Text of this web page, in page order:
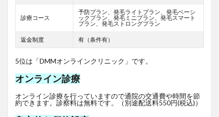
診療コース
予防プラン、発毛ライトプラン、発毛ベーシ
ックプラン、発毛ミニプラン、発毛スマート
プラン、発毛ストロングプラン
返金制度 有（条件有）
5位は「DMMオンラインクリニック」です。
オンライン診療
オンライン診療を行っていますので通院の交通費や時間を節
約できます。診察料は無料です。（別途配送料550円(税込)）